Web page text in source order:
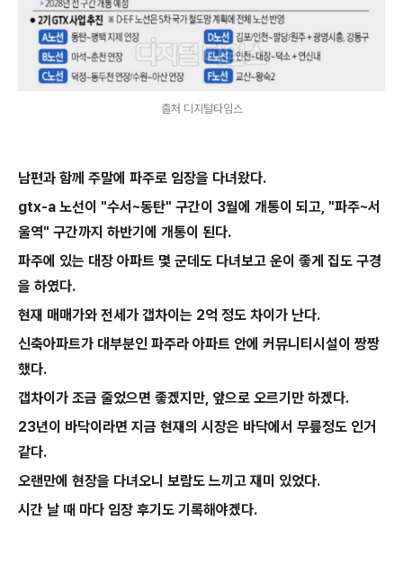
출처 디지털타임스
남편과 함께 주말에 파주로 임장을 다녀왔다.
gtx-a 노선이 "수서~동탄" 구간이 3월에 개통이 되고, "파주~서
울역" 구간까지 하반기에 개통이 된다.
파주에 있는 대장 아파트 몇 군데도 다녀보고 운이 좋게 집도 구경
을 하였다.
현재 매매가와 전세가 갭차이는 2억 정도 차이가 난다.
신축아파트가 대부분인 파주라 아파트 안에 커뮤니티시설이 짱짱
했다.
갭차이가 조금 줄었으면 좋겠지만, 앞으로 오르기만 하겠다.
23년이 바닥이라면 지금 현재의 시장은 바닥에서 무릎정도 인거
같다.
오랜만에 현장을 다녀오니 보람도 느끼고 재미 있었다.
시간 날 때 마다 임장 후기도 기록해야겠다.